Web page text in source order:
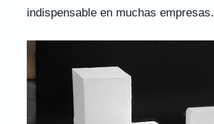
indispensable en muchas empresas.